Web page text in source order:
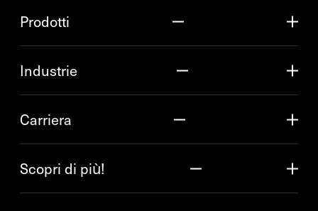
Prodotti
Industrie
Carriera
Scopri di più!